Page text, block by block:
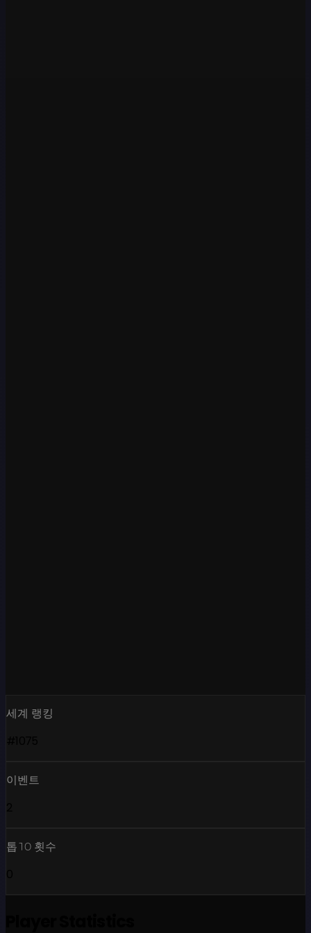
세계 랭킹
이벤트
톱10 횟수